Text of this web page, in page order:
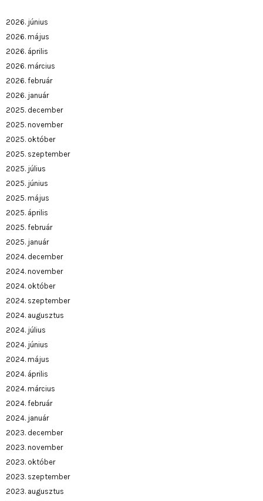
2026. június
2026. május
2026. április
2026. március
2026. február
2026. január
2025. december
2025. november
2025. október
2025. szeptember
2025. július
2025. június
2025. május
2025. április
2025. február
2025. január
2024. december
2024. november
2024. október
2024. szeptember
2024. augusztus
2024. július
2024. június
2024. május
2024. április
2024. március
2024. február
2024. január
2023. december
2023. november
2023. október
2023. szeptember
2023. augusztus